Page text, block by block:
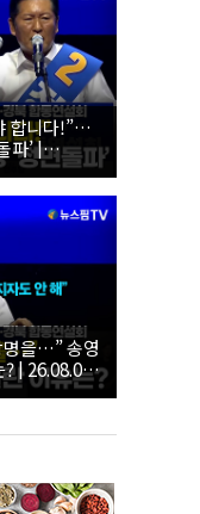
합니다!”…
파’ |
고위원 후
을…” 송영
| 26.08.09
보 대구·경